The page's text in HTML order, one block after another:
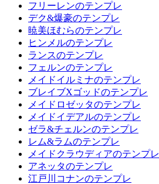
フリーレンのテンプレ
デク&爆豪のテンプレ
暁美ほむらのテンプレ
ヒンメルのテンプレ
ランスのテンプレ
フェルンのテンプレ
メイドイルミナのテンプレ
ブレイブXゴッドのテンプレ
メイドロゼッタのテンプレ
メイドイデアルのテンプレ
ゼラ&チェルンのテンプレ
レム&ラムのテンプレ
メイドクラウディアのテンプレ
アネッタのテンプレ
江戸川コナンのテンプレ